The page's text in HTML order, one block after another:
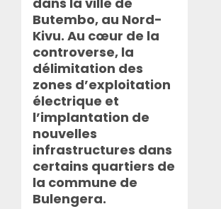
Butembo, au Nord-
Kivu. Au cœur de la
controverse, la
délimitation des
zones d’exploitation
électrique et
l’implantation de
nouvelles
infrastructures dans
certains quartiers de
la commune de
Bulengera.